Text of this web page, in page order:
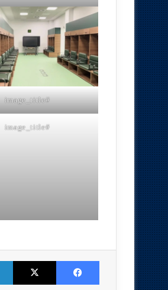
#image_title
#image_title
Facebook
X